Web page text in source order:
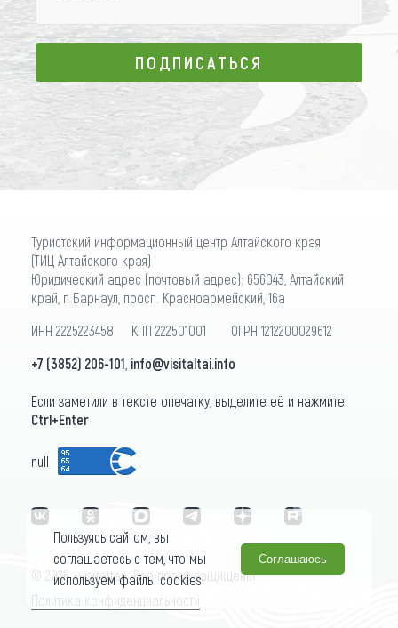
ПОДПИСАТЬСЯ
ПОДПИСАТЬСЯ
Туристский информационный центр Алтайского края
(ТИЦ Алтайского края)
Юридический адрес (почтовый адрес): 656043, Алтайский
край, г. Барнаул, просп. Красноармейский, 16а
ИНН 2225223458 КПП 222501001 ОГРН 1212200029612
+7 (3852) 206-101 info@visitaltai.info
Если заметили в тексте опечатку, выделите её и нажмите
Ctrl+Enter
null
© 2026 «visitaltai» Все права защищены.
Политика конфиденциальности
Пользуясь сайтом, вы
соглашаетесь с тем, что мы
используем файлы cookies.
Соглашаюсь